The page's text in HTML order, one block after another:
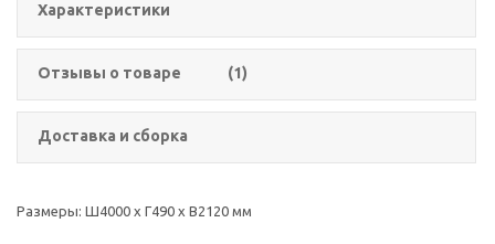
Характеристики
Отзывы о товаре (1)
Доставка и сборка
Размеры: Ш4000 х Г490 х В2120 мм